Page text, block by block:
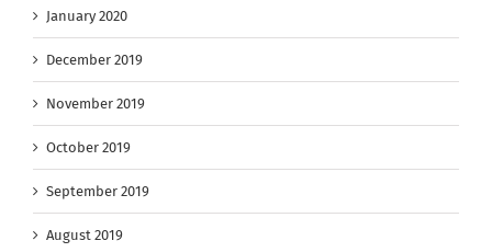
January 2020
December 2019
November 2019
October 2019
September 2019
August 2019